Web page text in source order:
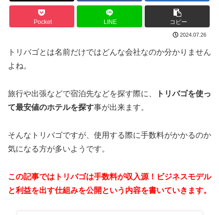
Pocket LINE コピー
2024.07.26
トリバゴとは名前だけではどんな会社なのか分かりません
よね。
旅行や出張などで宿泊先などを探す際に、
トリバゴを使っ
て最安値のホテルを探す事が出来ます。
そんなトリバゴですが、使用する際に手数料がかかるのか
気になる方が多いようです。
この記事ではトリバゴは手数料が収入源！ビジネスモデル
と利益を出す仕組みを公開という内容を書いていきます。